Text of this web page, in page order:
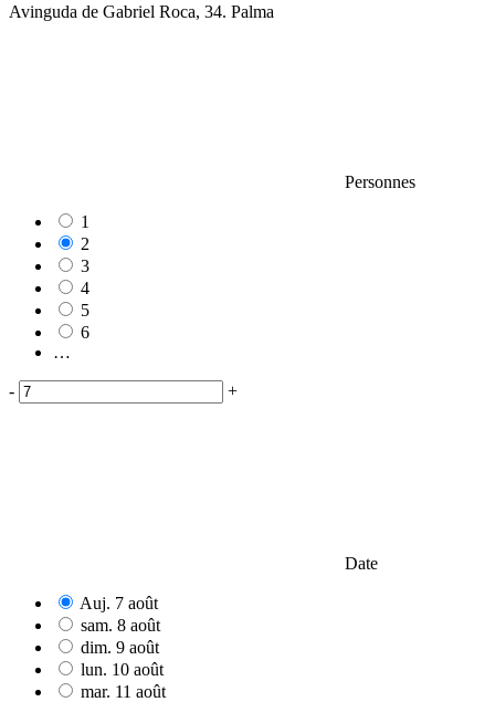
Avinguda de Gabriel Roca, 34. Palma
Personnes
1
2
3
4
5
6
…
- +
Date
Auj. 7 août
sam. 8 août
dim. 9 août
lun. 10 août
mar. 11 août